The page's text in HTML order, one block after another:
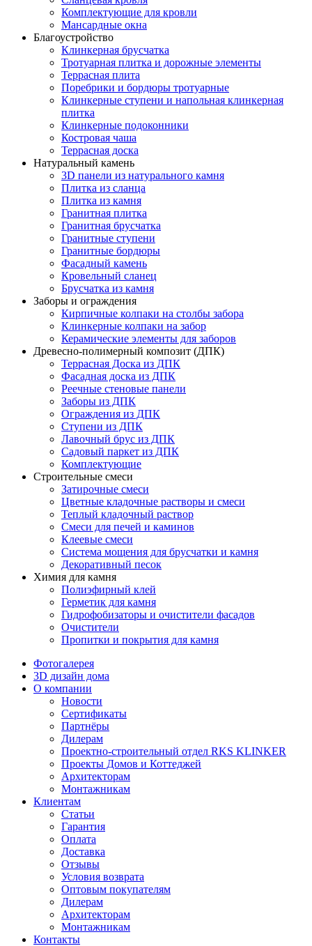
Комплектующие для кровли
Мансардные окна
Благоустройство
Клинкерная брусчатка
Тротуарная плитка и дорожные элементы
Террасная плита
Поребрики и бордюры тротуарные
Клинкерные ступени и напольная клинкерная
плитка
Клинкерные подоконники
Костровая чаша
Террасная доска
Натуральный камень
3D панели из натурального камня
Плитка из сланца
Плитка из камня
Гранитная плитка
Гранитная брусчатка
Гранитные ступени
Гранитные бордюры
Фасадный камень
Кровельный сланец
Брусчатка из камня
Заборы и ограждения
Кирпичные колпаки на столбы забора
Клинкерные колпаки на забор
Керамические элементы для заборов
Древесно-полимерный композит (ДПК)
Террасная Доска из ДПК
Фасадная доска из ДПК
Реечные стеновые панели
Заборы из ДПК
Ограждения из ДПК
Ступени из ДПК
Лавочный брус из ДПК
Садовый паркет из ДПК
Комплектующие
Строительные смеси
Затирочные смеси
Цветные кладочные растворы и смеси
Теплый кладочный раствор
Смеси для печей и каминов
Клеевые смеси
Система мощения для брусчатки и камня
Декоративный песок
Химия для камня
Полиэфирный клей
Герметик для камня
Гидрофобизаторы и очистители фасадов
Очистители
Пропитки и покрытия для камня
Фотогалерея
3D дизайн дома
О компании
Новости
Сертификаты
Партнёры
Дилерам
Проектно-строительный отдел RKS KLINKER
Проекты Домов и Коттеджей
Архитекторам
Монтажникам
Клиентам
Статьи
Гарантия
Оплата
Доставка
Отзывы
Условия возврата
Оптовым покупателям
Дилерам
Архитекторам
Монтажникам
Контакты